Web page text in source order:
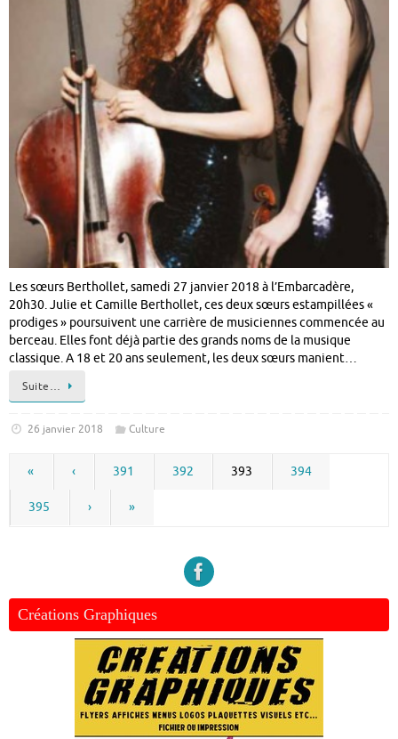
Les sœurs Berthollet, samedi 27 janvier 2018 à l’Embarcadère,
20h30. Julie et Camille Berthollet, ces deux sœurs estampillées «
prodiges » poursuivent une carrière de musiciennes commencée au
berceau. Elles font déjà partie des grands noms de la musique
classique. A 18 et 20 ans seulement, les deux sœurs manient…
Suite…
26 janvier 2018 Culture
« ‹ 391 392 393 394
395 › »
Créations Graphiques